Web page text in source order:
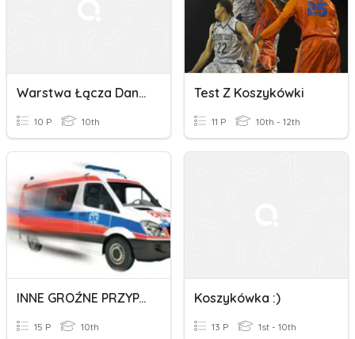
Warstwa Łącza Danych
10 P 10th
Test Z Koszykówki
11 P 10th - 12th
INNE GROŹNE PRZYPADKI - Edb
15 P 10th
Koszykówka :)
13 P 1st - 10th